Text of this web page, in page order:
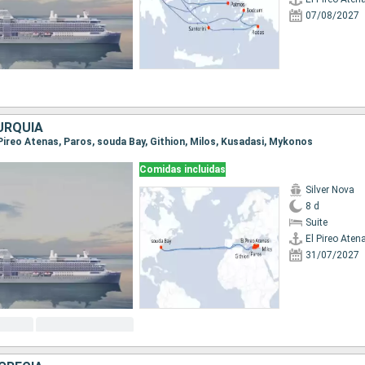
07/08/2027
Atenas, Paros, souda Bay, Githion, Milos, Kusadasi, Mykonos
Comidas incluidas
Silver Nova
8 d
Suite
El Pireo
31/07/2027